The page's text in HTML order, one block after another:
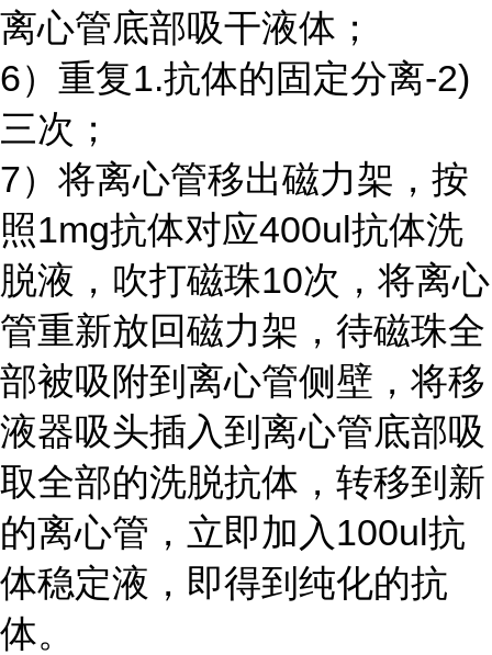
离心管底部吸干液体；
6）重复1.抗体的固定分离-2)
三次；
7）将离心管移出磁力架，按
照1mg抗体对应400ul抗体洗
脱液，吹打磁珠10次，将离心
管重新放回磁力架，待磁珠全
部被吸附到离心管侧壁，将移
液器吸头插入到离心管底部吸
取全部的洗脱抗体，转移到新
的离心管，立即加入 100ul抗
体稳定液，即得到纯化的抗
体。